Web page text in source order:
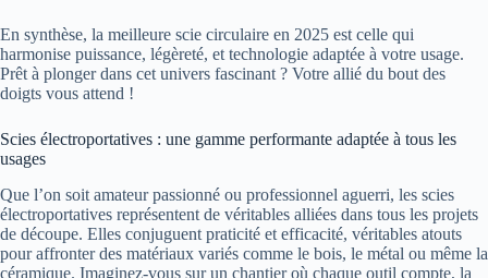
En synthèse, la meilleure scie circulaire en 2025 est celle qui
harmonise puissance, légèreté, et technologie adaptée à votre usage.
Prêt à plonger dans cet univers fascinant ? Votre allié du bout des
doigts vous attend !
Scies électroportatives : une gamme performante adaptée à tous les
usages
Que l’on soit amateur passionné ou professionnel aguerri, les scies
électroportatives représentent de véritables alliées dans tous les projets
de découpe. Elles conjuguent praticité et efficacité, véritables atouts
pour affronter des matériaux variés comme le bois, le métal ou même la
céramique. Imaginez-vous sur un chantier où chaque outil compte, la